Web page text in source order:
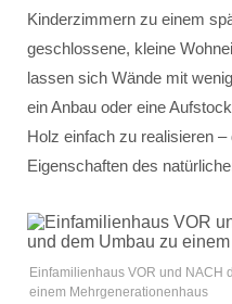
Kinderzimmern zu einem
geschlossene, kleine
lassen sich Wände mit
ein Anbau oder eine
Holz einfach zu realisieren
Eigenschaften des
Einfamilienhaus VOR und NACH
einem Mehrgenerationenhaus